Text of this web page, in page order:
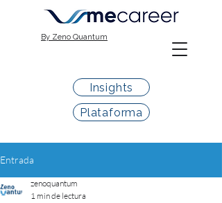
By Zeno Quantum
Insights
Plataforma
Entrada
zenoquantum
1 min de lectura